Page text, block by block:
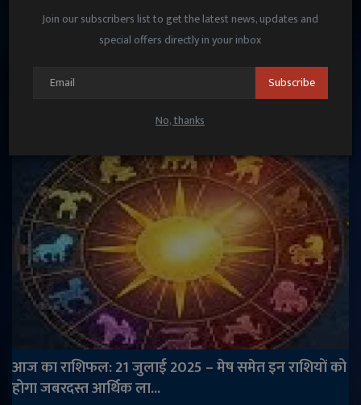
Join our subscribers list to get the latest news, updates and
special offers directly in your inbox
Subscribe
No, thanks
Aaj ka Rashifal 6 September 2025: जानें कैसा रहेगा
आपका दिन
आज का राशिफल: 21 जुलाई 2025 – मेष समेत इन राशियों को
होगा जबरदस्त आर्थिक ला...